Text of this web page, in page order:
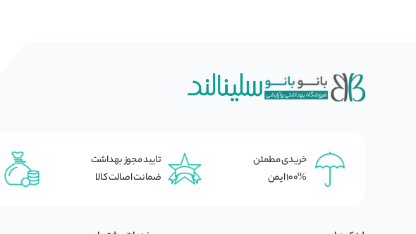
خریدی مطمئن
100% ایمن
تایید مجوز بهداشت
ضمانت اصالت کالا